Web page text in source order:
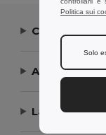
Contattaci
Aiuto or
La nostra
Politica sui
Solo